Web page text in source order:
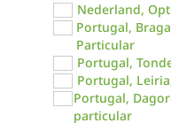
Nederland,
Portugal,
Particular
Portugal,
Portugal,
Portugal,
particular